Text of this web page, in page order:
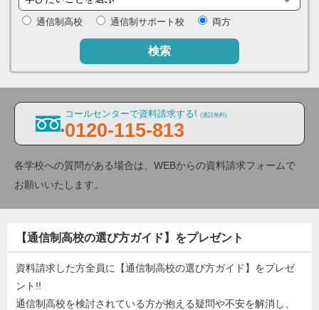
通信制高校 通信制サポート校 両方
検索
コールセンターで資料請求する! (通話無料)
0120-115-813
各学校への質問がある場合は、WEBからの資料請求フォームで
お願いいたします。
【通信制高校の選び方ガイド】をプレゼント
資料請求した方全員に【通信制高校の選び方ガイド】をプレゼ
ント!!
通信制高校を検討されている方が抱える疑問や不安を解消し、